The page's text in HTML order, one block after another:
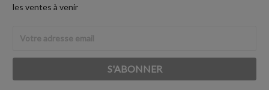
les ventes à venir
Email